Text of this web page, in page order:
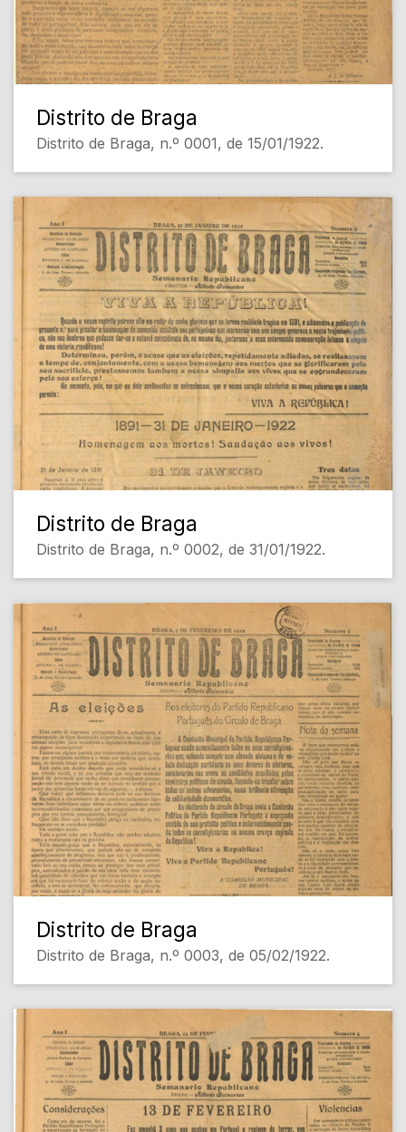
Distrito de Braga
Distrito de Braga, n.º 0001, de 15/01/1922.
Distrito de Braga
Distrito de Braga, n.º 0002, de 31/01/1922.
Distrito de Braga
Distrito de Braga, n.º 0003, de 05/02/1922.